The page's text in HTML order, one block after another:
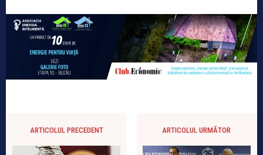
ARTICOLUL PRECEDENT ARTICOLUL URMĂTOR